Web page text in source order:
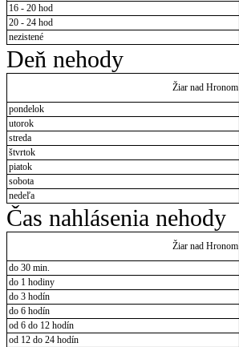
16 - 20 hod
20 - 24 hod
nezistené
Deň nehody
Žiar nad Hronom
pondelok
utorok
streda
štvrtok
piatok
sobota
nedeľa
Čas nahlásenia nehody
Žiar nad Hronom
do 30 min.
do 1 hodiny
do 3 hodín
do 6 hodín
od 6 do 12 hodín
od 12 do 24 hodín